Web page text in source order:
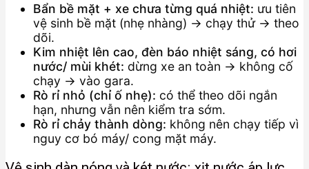
Bẩn bề mặt + xe chưa từng quá nhiệt: ưu tiên
vệ sinh bề mặt (nhẹ nhàng) → chạy thử → theo
dõi.
Kim nhiệt lên cao, đèn báo nhiệt sáng, có hơi
nước/ mùi khét: dừng xe an toàn → không cố
chạy → vào gara.
Rò rỉ nhỏ (chỉ ố nhẹ): có thể theo dõi ngắn
hạn, nhưng vẫn nên kiểm tra sớm.
Rò rỉ chảy thành dòng: không nên chạy tiếp vì
nguy cơ bó máy/ cong mặt máy.